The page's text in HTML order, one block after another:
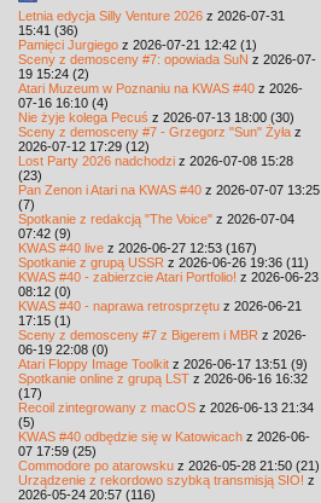
Letnia edycja Silly Venture 2026 z 2026-07-31
15:41 (36)
Pamięci Jurgiego z 2026-07-21 12:42 (1)
Sceny z demosceny #7: opowiada SuN z 2026-07-
19 15:24 (2)
Atari Muzeum w Poznaniu na KWAS #40 z 2026-
07-16 16:10 (4)
Nie żyje kolega Pecuś z 2026-07-13 18:00 (30)
Sceny z demosceny #7 - Grzegorz "Sun" Żyła z
2026-07-12 17:29 (12)
Lost Party 2026 nadchodzi z 2026-07-08 15:28
(23)
Pan Zenon i Atari na KWAS #40 z 2026-07-07 13:25
(7)
Spotkanie z redakcją "The Voice" z 2026-07-04
07:42 (9)
KWAS #40 live z 2026-06-27 12:53 (167)
Spotkanie z grupą USSR z 2026-06-26 19:36 (11)
KWAS #40 - zabierzcie Atari Portfolio! z 2026-06-23
08:12 (0)
KWAS #40 - naprawa retrosprzętu z 2026-06-21
17:15 (1)
Sceny z demosceny #7 z Bigerem i MBR z 2026-
06-19 22:08 (0)
Atari Floppy Image Toolkit z 2026-06-17 13:51 (9)
Spotkanie online z grupą LST z 2026-06-16 16:32
(17)
Recoil zintegrowany z macOS z 2026-06-13 21:34
(5)
KWAS #40 odbędzie się w Katowicach z 2026-06-
07 17:59 (25)
Commodore po atarowsku z 2026-05-28 21:50 (21)
Urządzenie z rekordowo szybką transmisją SIO! z
2026-05-24 20:57 (116)